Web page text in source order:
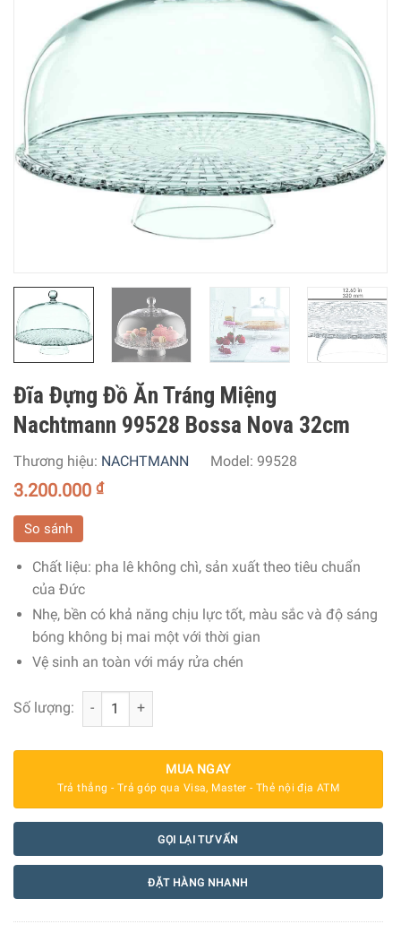
Đĩa Đựng Đồ Ăn Tráng Miệng
Nachtmann 99528 Bossa Nova 32cm
Thương hiệu: NACHTMANN Model: 99528
3.200.000 ₫
So sánh
Chất liệu: pha lê không chì, sản xuất theo tiêu chuẩn
của Đức
Nhẹ, bền có khả năng chịu lực tốt, màu sắc và độ sáng
bóng không bị mai một với thời gian
Vệ sinh an toàn với máy rửa chén
Số lượng: Đĩa Đựng Đồ Ăn Tráng Miệng Nachtmann 99528 Bossa
MUA NGAY
Trả thẳng - Trả góp qua Visa, Master - Thẻ nội địa ATM
GỌI LẠI TƯ VẤN
ĐẶT HÀNG NHANH